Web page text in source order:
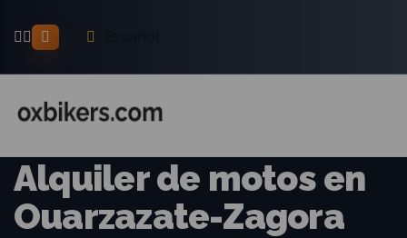
Alquiler de motos en
Ouarzazate-Zagora